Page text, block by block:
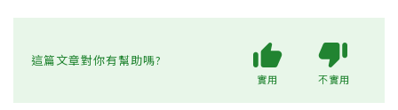
這篇文章對你有幫助嗎?
實用 不實用